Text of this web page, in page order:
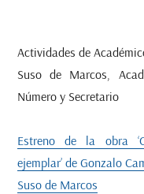
Actividades de
Suso de Marcos,
Número y Secretario
Estreno de la obra
ejemplar’ de Gonzalo
Suso de Marcos